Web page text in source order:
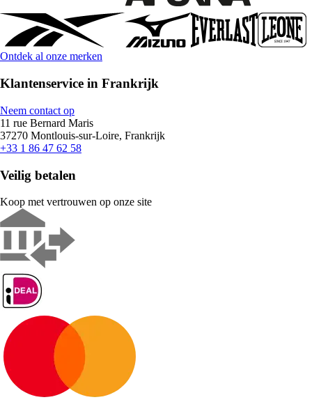
Ontdek al onze merken
Klantenservice in Frankrijk
Neem contact op
11 rue Bernard Maris
37270 Montlouis-sur-Loire, Frankrijk
+33 1 86 47 62 58
Veilig betalen
Koop met vertrouwen op onze site